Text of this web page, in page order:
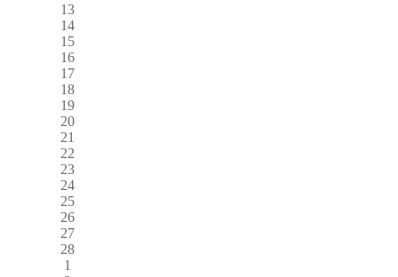
13
14
15
16
17
18
19
20
21
22
23
24
25
26
27
28
1